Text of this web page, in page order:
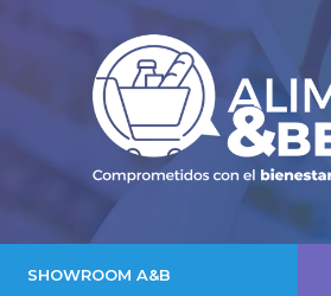
SHOWROOM A&B